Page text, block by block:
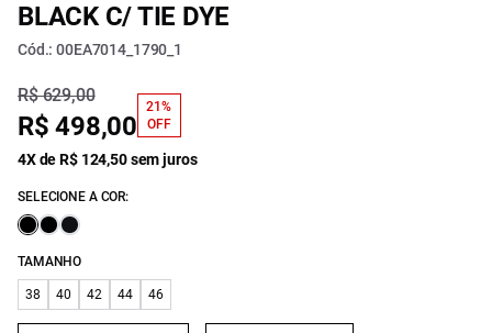
BLACK C/ TIE DYE
Cód.: 00EA7014_1790_1
R$ 629,00
R$ 498,00
21%
OFF
4X de R$ 124,50 sem juros
SELECIONE A COR:
TAMANHO
38 40 42 44 46